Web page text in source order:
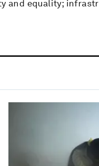
and equality;